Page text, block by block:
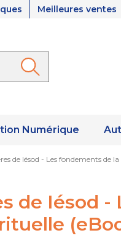
Meilleures ventes
Numérique
de Iésod - Les fondements de
de Iésod